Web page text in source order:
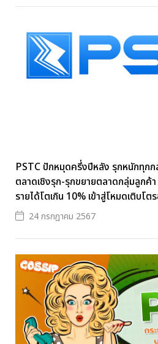
PSTC ปักหมุดครึ่งปีหลัง รุกหนักทุกก
ตลาดเชิงรุก-รุกขยายตลาดกลุ่มลูก
รายได้โตเกิน 10% เข้าสู่โหมดเติบโต
24 กรกฎาคม 2567